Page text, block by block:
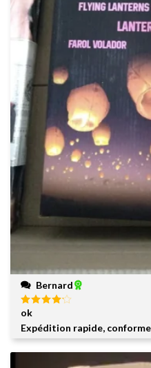
Bernard
Note
sur 5
ok
Expédition rapide,